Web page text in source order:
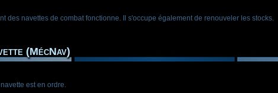
des navettes de combat fonctionne. Il s'occupe également de renouveler les stocks.
(MécNav)
est en ordre.